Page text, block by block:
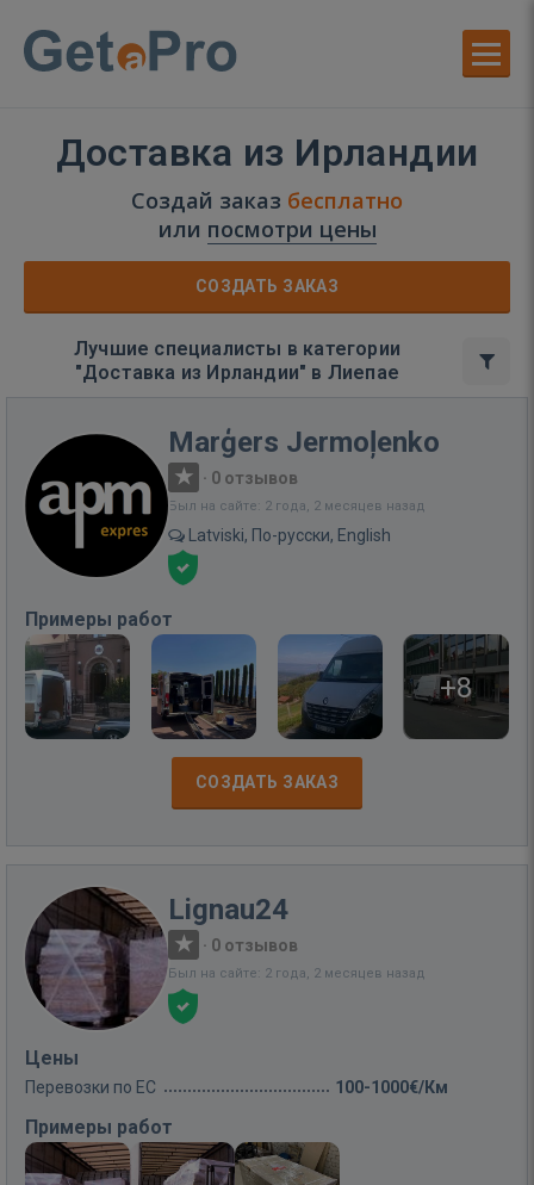
Доставка из Ирландии
Создай заказ бесплатно
или посмотри цены
СОЗДАТЬ ЗАКАЗ
Лучшие специалисты в категории
"Доставка из Ирландии" в Лиепае
Marģers Jermoļenko
· 0 отзывов
Был на сайте: 2 года, 2 месяцев назад
Latviski, По-русски, English
Примеры работ
+8
СОЗДАТЬ ЗАКАЗ
Lignau24
· 0 отзывов
Был на сайте: 2 года, 2 месяцев назад
Цены
Перевозки по ЕС 100-1000€/Км
Примеры работ